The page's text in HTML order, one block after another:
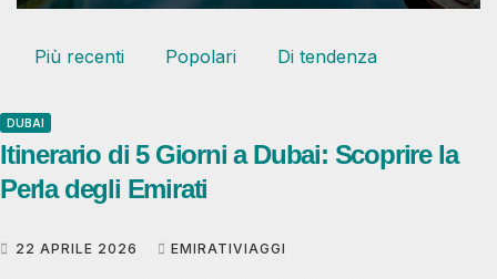
Più recenti Popolari Di tendenza
DUBAI
Itinerario di 5 Giorni a Dubai: Scoprire la
Perla degli Emirati
22 APRILE 2026 EMIRATIVIAGGI